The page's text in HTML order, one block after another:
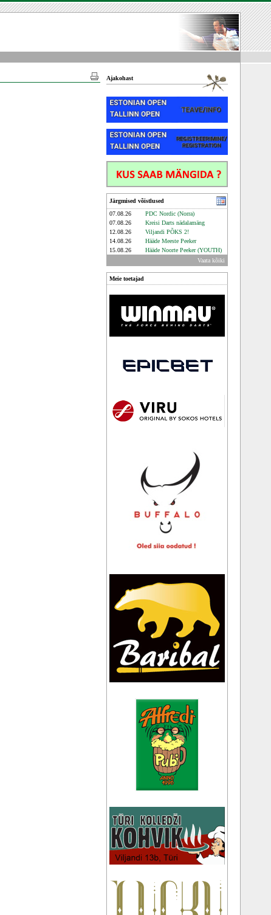
Ajakohast
Järgmised võistlused
07.08.26
PDC Nordic (Norra)
07.08.26
Kreisi Darts nädalamäng
12.08.26
Viljandi PÕKS 2!
14.08.26
Hääde Meeste Peeker
15.08.26
Hääde Noorte Peeker (YOUTH)
Vaata kõiki
Meie toetajad